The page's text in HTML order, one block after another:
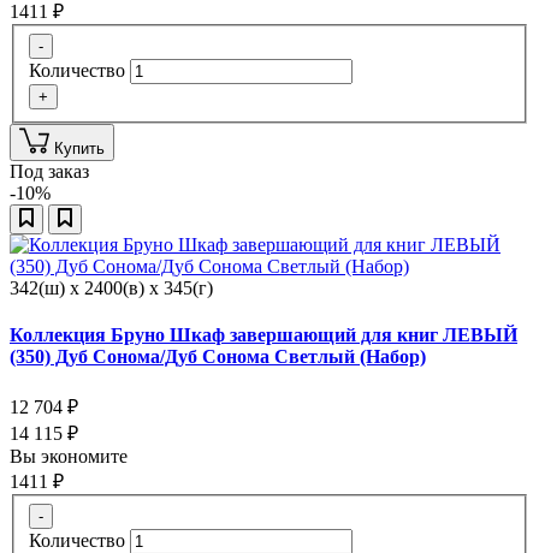
1411 ₽
-
Количество
+
Купить
Под заказ
-10%
342(ш) x 2400(в) x 345(г)
Коллекция Бруно Шкаф завершающий для книг ЛЕВЫЙ
(350) Дуб Сонома/Дуб Сонома Светлый (Набор)
12 704 ₽
14 115 ₽
Вы экономите
1411 ₽
-
Количество